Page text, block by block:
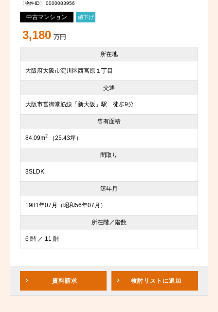
〔物件ID〕 0000083956
中古マンション 値下げ
3,180 万円
所在地
大阪府大阪市淀川区西宮原１丁目
交通
大阪市営御堂筋線「新大阪」駅 徒歩9分
専有面積
84.09m2 （25.43坪）
間取り
3SLDK
築年月
1981年07月（昭和56年07月）
所在階／階数
6 階 ／ 11 階
資料請求 検討リスト に追加